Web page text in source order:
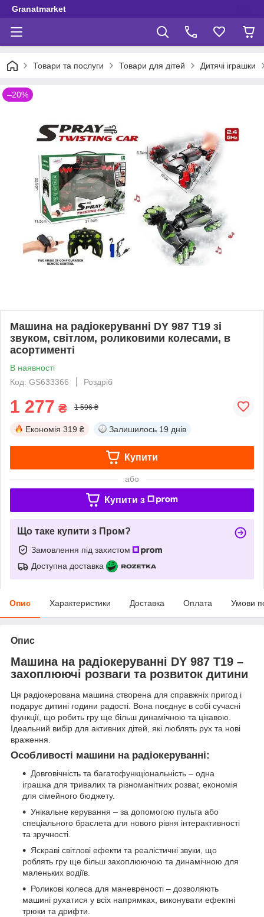
Granatmarket
Товари та послуги Товари для дітей Дитячі іграшки
–20%
Машина на радіокеруванні DY 987 T19 зі
звуком, світлом, роликовими колесами, в
асортименті
В наявності
Код: GS633366
Роздріб
1 277 ₴ 1 596 ₴
Економія 319 ₴ Залишилось 19 днів
Купити
або
Купити з
Що таке купити з Пром?
Замовлення під захистом
Доступна доставка
Опис Характеристики Доставка Оплата Умови
Опис
Машина на радіокеруванні DY 987 T19 –
захоплюючі розваги та розвиток дитини
Ця радіокерована машина створена для справжніх пригод і
подарує дитині години радості. Вона поєднує в собі сучасні
функції, що робить гру ще більш динамічною та цікавою.
Ідеальний вибір для активних дітей, які люблять рух та нові
враження.
Особливості машини на радіокеруванні:
Довговічність та багатофункціональність – одна
іграшка для тривалих та різноманітних розваг, економія
для сімейного бюджету.
Унікальне керування – за допомогою пульта або
спеціального браслета для нового рівня інтерактивності
та зручності.
Яскраві світлові ефекти та реалістичні звуки, що
роблять гру ще більш захоплюючою та динамічною для
маленьких водіїв.
Роликові колеса для маневреності – дозволяють
машині рухатися у всіх напрямках, виконувати ефектні
трюки та дрифти.